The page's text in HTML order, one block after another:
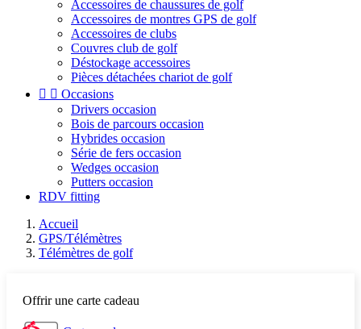
Accessoires de chaussures de golf
Accessoires de montres GPS de golf
Accessoires de clubs
Couvres club de golf
Déstockage accessoires
Pièces détachées chariot de golf
  Occasions
Drivers occasion
Bois de parcours occasion
Hybrides occasion
Série de fers occasion
Wedges occasion
Putters occasion
RDV fitting
Accueil
GPS/Télémètres
Télémètres de golf
Offrir une carte cadeau